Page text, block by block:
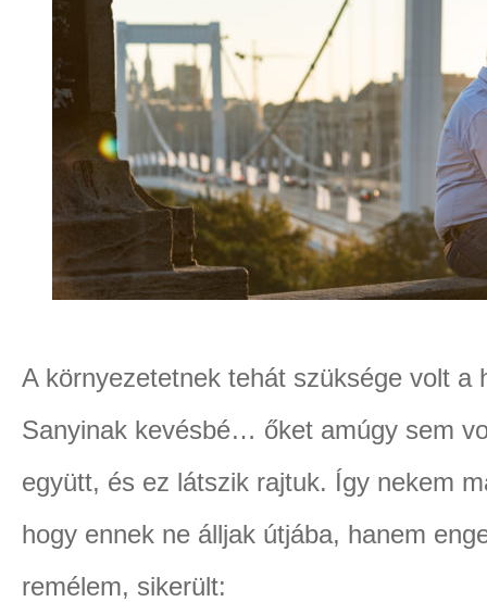
A környezetetnek tehát szüksége volt a
Sanyinak kevésbé… őket amúgy sem
együtt, és ez látszik rajtuk. Így nekem
hogy ennek ne álljak útjába, hanem
remélem, sikerült: